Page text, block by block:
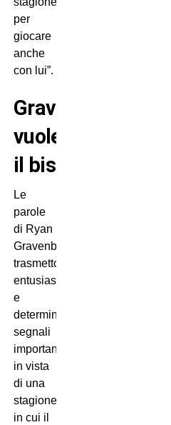
per
giocare
anche
con lui”.
Gravenberch
vuole
il bis
Le
parole
di Ryan
Gravenberch
trasmettono
entusiasmo
e
determinazione,
segnali
importanti
in vista
di una
stagione
in cui il